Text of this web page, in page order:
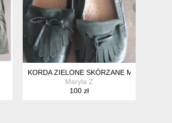
KORDA ZIELONE SKÓRZANE MOKASYNY
Maryla Z
100 zł